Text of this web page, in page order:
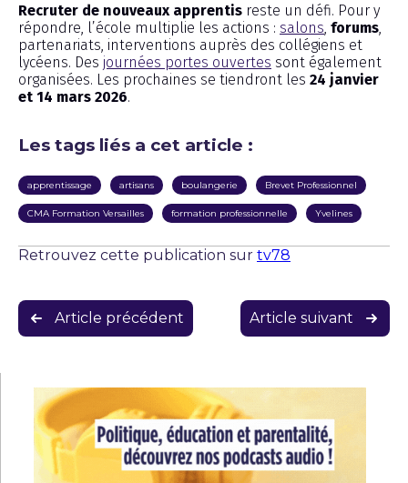
Recruter de nouveaux apprentis reste un défi. Pour y
répondre, l’école multiplie les actions : salons forums
partenariats, interventions auprès des collégiens et
lycéens. Des journées portes ouvertes sont également
organisées. Les prochaines se tiendront les 24 janvier
et 14 mars 2026.
Les tags liés a cet article :
apprentissage artisans boulangerie Brevet Professionnel
CMA Formation Versailles formation professionnelle Yvelines
Retrouvez cette publication sur tv78
Navigation
de
Article précédent Article suivant